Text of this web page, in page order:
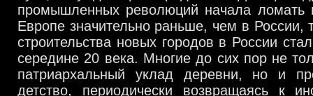
промышленных революций начала ломать
Европе значительно раньше, чем в России,
строительства новых городов в России
середине 20 века. Многие до сих пор не
патриархальный уклад деревни, но и
детство, периодически возвращаясь к